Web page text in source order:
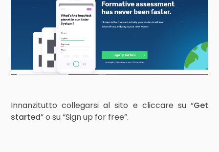
Innanzitutto collegarsi al sito e cliccare su “Get
started” o su “Sign up for free”.